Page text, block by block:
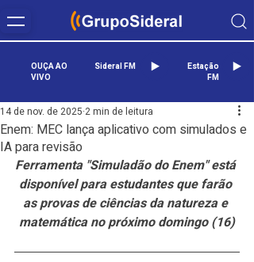
OUÇA AO
VIVO
Sideral FM
Estação
FM
Enem: MEC lança aplicativo com simulados e
IA para revisão
14 de nov. de 2025 2 min de leitura
Ferramenta "Simuladão do Enem" está
disponível para estudantes que farão
as provas de ciências da natureza e
matemática no próximo domingo (16)